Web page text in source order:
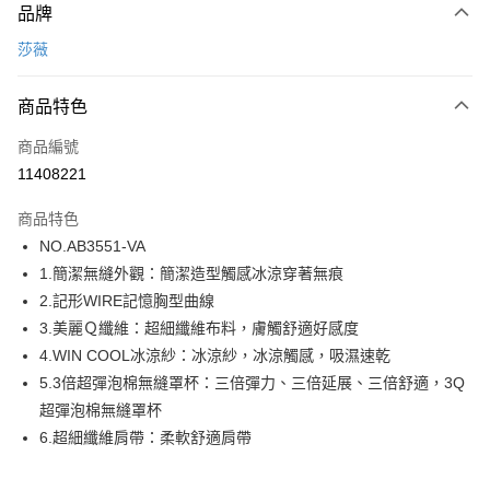
信用卡一次付款
LINE Pay
街口支付
運送方式
全家取貨付款
每筆NT$80，滿NT$1,000(含以上)免運費
付款後全家取貨
每筆NT$80，滿NT$1,000(含以上)免運費
7-11取貨付款
每筆NT$80，滿NT$1,000(含以上)免運費
品牌
莎薇
商品特色
商品編號
11408221
商品特色
NO.AB3551-VA
1.簡潔無縫外觀：簡潔造型觸感冰涼穿著無痕
2.記形WIRE記憶胸型曲線
3.美麗Ｑ纖維：超細纖維布料，膚觸舒適好感度
4.WIN COOL冰涼紗：冰涼紗，冰涼觸感，吸濕速乾
5.3倍超彈泡棉無縫罩杯：三倍彈力、三倍延展、三倍舒適，3Q
超彈泡棉無縫罩杯
6.超細纖維肩帶：柔軟舒適肩帶